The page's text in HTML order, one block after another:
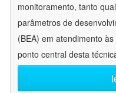
monitoramento, tanto
parâmetros de
(BEA) em atendimento
ponto central desta